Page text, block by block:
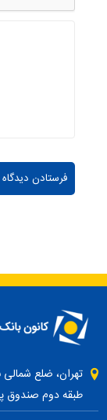
طبقه دوم صندوق پستی: